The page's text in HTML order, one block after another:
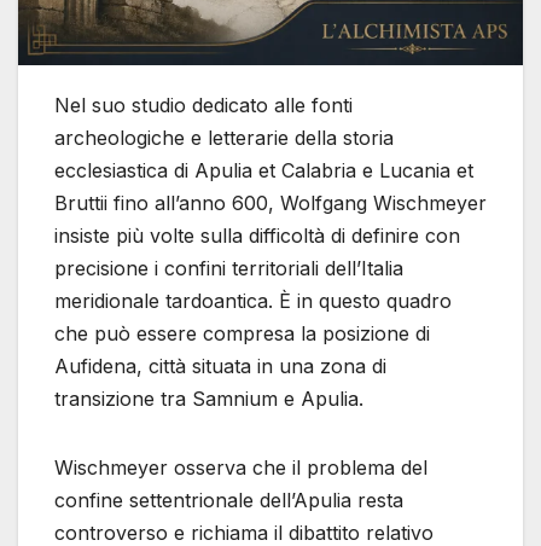
Nel suo studio dedicato alle fonti
archeologiche e letterarie della storia
ecclesiastica di Apulia et Calabria e Lucania et
Bruttii fino all’anno 600, Wolfgang Wischmeyer
insiste più volte sulla difficoltà di definire con
precisione i confini territoriali dell’Italia
meridionale tardoantica. È in questo quadro
che può essere compresa la posizione di
Aufidena, città situata in una zona di
transizione tra Samnium e Apulia.
Wischmeyer osserva che il problema del
confine settentrionale dell’Apulia resta
controverso e richiama il dibattito relativo